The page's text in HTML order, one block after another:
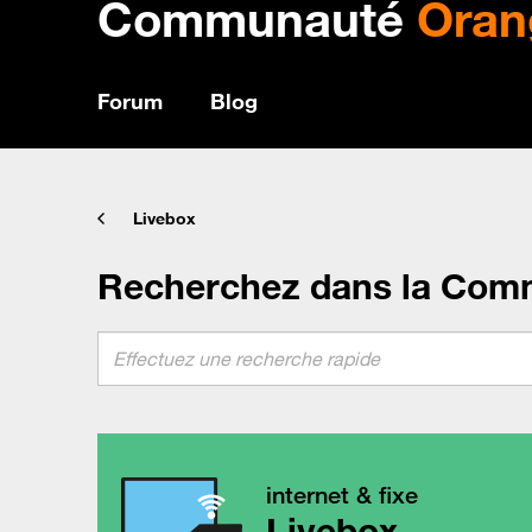
Communauté
Forum Blog
Livebox
Recherchez dans la
internet & fixe